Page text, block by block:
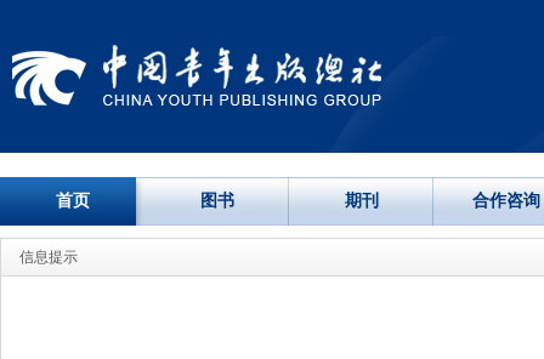
首页 图书 期刊 合作咨询
信息提示